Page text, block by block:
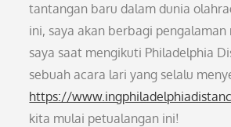
tantangan baru dalam dunia
ini, saya akan berbagi pengalaman
saya saat mengikuti Philadelphia
sebuah acara lari yang selalu
https://
kita mulai petualangan ini!